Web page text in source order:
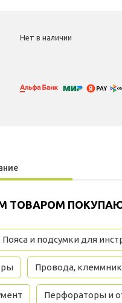
Нет в наличии
ТОВАРОМ
Пояса и подсумки для
Провода,
Перфораторы и